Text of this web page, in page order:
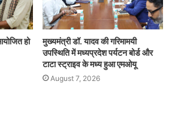
हो
मुख्यमंत्री डॉ. यादव की गरिमामयी
उपस्थिति में मध्यप्रदेश पर्यटन बोर्ड और
टाटा स्ट्राइव के मध्य हुआ एमओयू
August 7, 2026